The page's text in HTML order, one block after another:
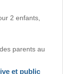
2 enfants,
parents au
et public